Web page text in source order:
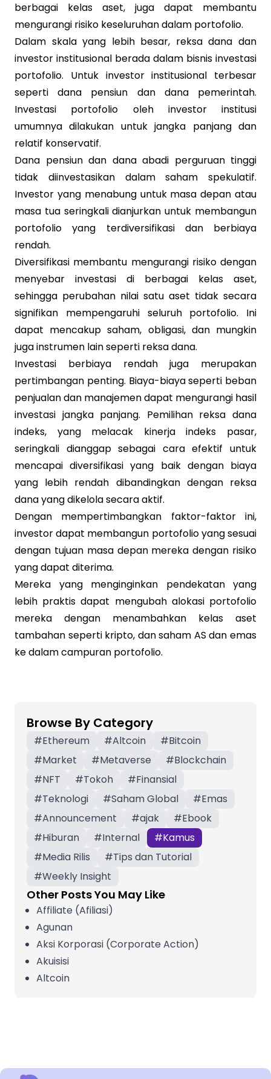
berbagai kelas aset, juga dapat membantu
mengurangi risiko keseluruhan dalam portofolio.
Dalam skala yang lebih besar, reksa dana dan
investor institusional berada dalam bisnis investasi
portofolio. Untuk investor institusional terbesar
seperti dana pensiun dan dana pemerintah.
Investasi portofolio oleh investor institusi
umumnya dilakukan untuk jangka panjang dan
relatif konservatif.
Dana pensiun dan dana abadi perguruan tinggi
tidak diinvestasikan dalam saham spekulatif.
Investor yang menabung untuk masa depan atau
masa tua seringkali dianjurkan untuk membangun
portofolio yang terdiversifikasi dan berbiaya
rendah.
Diversifikasi membantu mengurangi risiko dengan
menyebar investasi di berbagai kelas aset,
sehingga perubahan nilai satu aset tidak secara
signifikan mempengaruhi seluruh portofolio. Ini
dapat mencakup saham, obligasi, dan mungkin
juga instrumen lain seperti reksa dana.
Investasi berbiaya rendah juga merupakan
pertimbangan penting. Biaya-biaya seperti beban
penjualan dan manajemen dapat mengurangi hasil
investasi jangka panjang. Pemilihan reksa dana
indeks, yang melacak kinerja indeks pasar,
seringkali dianggap sebagai cara efektif untuk
mencapai diversifikasi yang baik dengan biaya
yang lebih rendah dibandingkan dengan reksa
dana yang dikelola secara aktif.
Dengan mempertimbangkan faktor-faktor ini,
investor dapat membangun portofolio yang sesuai
dengan tujuan masa depan mereka dengan risiko
yang dapat diterima.
Mereka yang menginginkan pendekatan yang
lebih praktis dapat mengubah alokasi portofolio
mereka dengan menambahkan kelas aset
tambahan seperti kripto, dan saham AS dan emas
ke dalam campuran portofolio.
Browse By Category
#Ethereum #Altcoin #Bitcoin
#Market #Metaverse #Blockchain
#NFT #Tokoh #Finansial
#Teknologi #Saham Global #Emas
#Announcement #ajak #Ebook
#Hiburan #Internal #Kamus
#Media Rilis #Tips dan Tutorial
#Weekly Insight
Other Posts You May Like
Affiliate (Afiliasi)
Agunan
Aksi Korporasi (Corporate Action)
Akuisisi
Altcoin